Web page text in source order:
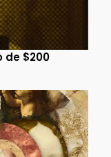
de $200